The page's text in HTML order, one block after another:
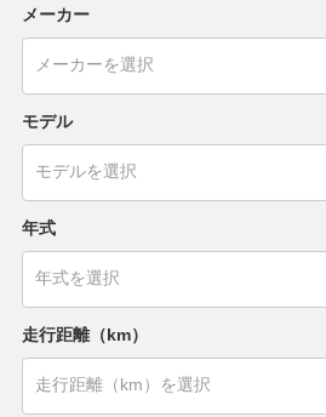
メーカー
モデル
年式
走行距離（km）